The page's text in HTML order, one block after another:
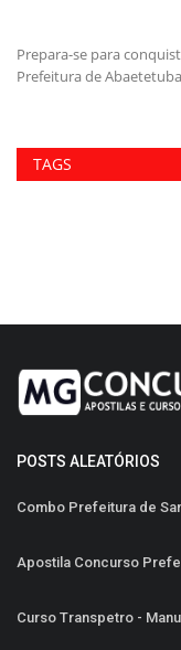
Prepara-se para
Prefeitura de
TAGS
POSTS ALEATÓRIOS
Combo Prefeitura de
Apostila Concurso
Curso Transpetro -